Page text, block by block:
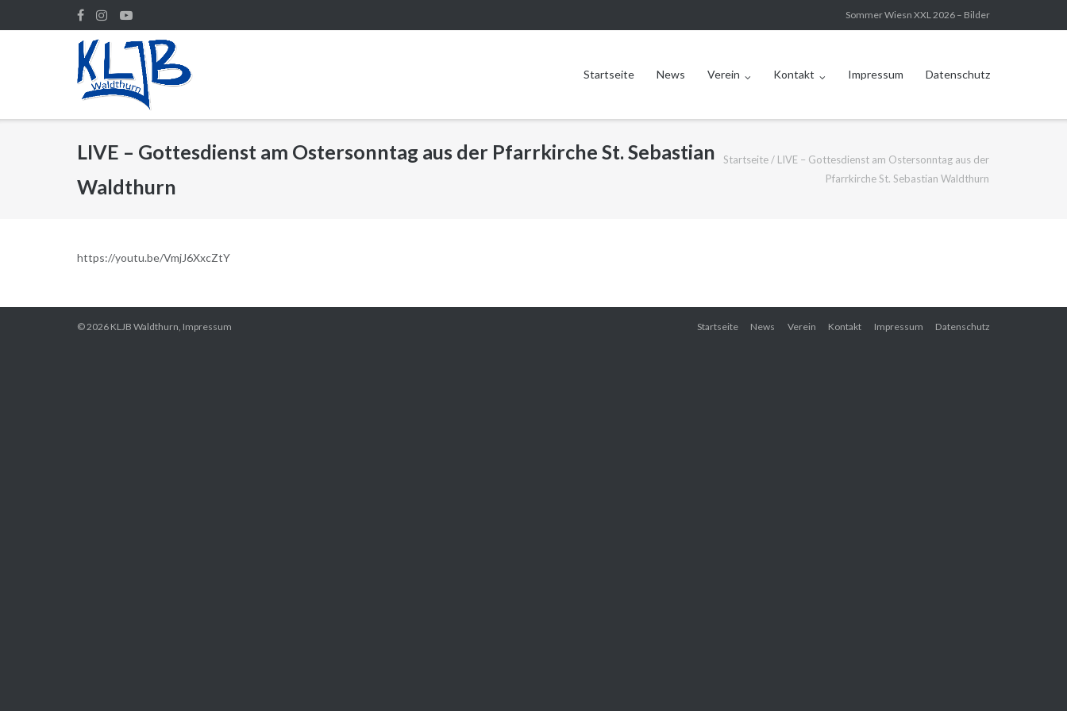
zum
Sommer Wiesn XXL 2026 – Bilder
Startseite News Verein Kontakt Impressum Datenschutz
LIVE – Gottesdienst am Ostersonntag aus der Pfarrkirche St. Sebastian
Waldthurn
Startseite / LIVE – Gottesdienst am Ostersonntag aus der
Pfarrkirche St. Sebastian Waldthurn
https://youtu.be/VmjJ6XxcZtY
© 2026 KLJB Waldthurn, Impressum Startseite News Verein Kontakt Impressum Datenschutz